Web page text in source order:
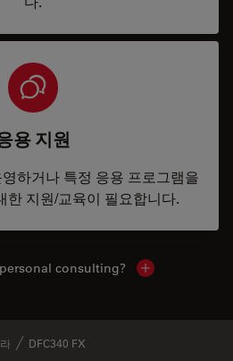
용 지원
하거나 특정 응용 프로그램을
한 지원/교육이 필요합니다.
consulting? Show local
DFC340 FX